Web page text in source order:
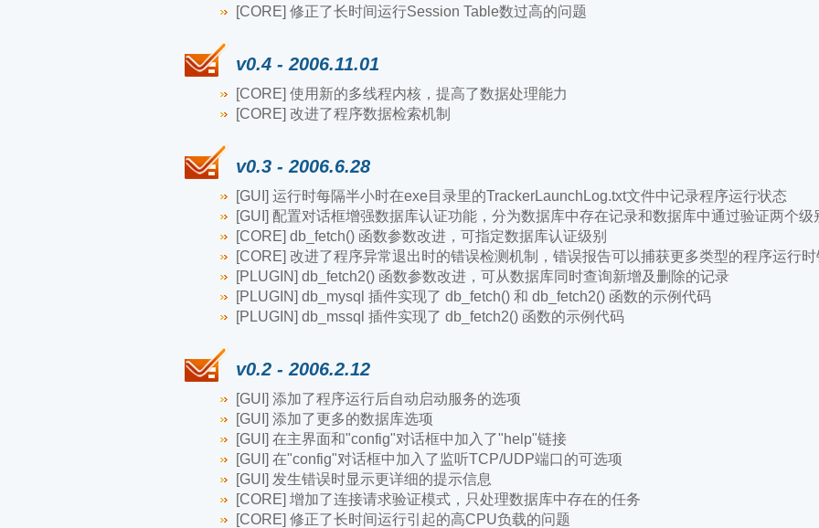
[CORE] 修正了长时间运行Session Table数过高的问题
v0.4 - 2006.11.01
[CORE] 使用新的多线程内核，提高了数据处理能力
[CORE] 改进了程序数据检索机制
v0.3 - 2006.6.28
[GUI] 运行时每隔半小时在exe目录里的TrackerLaunchLog.txt文件中记录程序运行状态
[GUI] 配置对话框增强数据库认证功能，分为数据库中存在记录和数据库中通过验证两个级
[CORE] db_fetch() 函数参数改进，可指定数据库认证级别
[CORE] 改进了程序异常退出时的错误检测机制，错误报告可以捕获更多类型的程序运行时
[PLUGIN] db_fetch2() 函数参数改进，可从数据库同时查询新增及删除的记录
[PLUGIN] db_mysql 插件实现了 db_fetch() 和 db_fetch2() 函数的示例代码
[PLUGIN] db_mssql 插件实现了 db_fetch2() 函数的示例代码
v0.2 - 2006.2.12
[GUI] 添加了程序运行后自动启动服务的选项
[GUI] 添加了更多的数据库选项
[GUI] 在主界面和"config"对话框中加入了"help"链接
[GUI] 在"config"对话框中加入了监听TCP/UDP端口的可选项
[GUI] 发生错误时显示更详细的提示信息
[CORE] 增加了连接请求验证模式，只处理数据库中存在的任务
[CORE] 修正了长时间运行引起的高CPU负载的问题